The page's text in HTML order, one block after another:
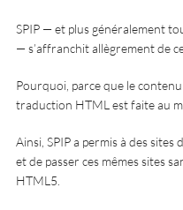
SPIP — et plus généralement
— s’affranchit allègrement de
Pourquoi, parce que le
traduction HTML est faite au
Ainsi, SPIP a permis à des
et de passer ces mêmes sites
HTML5.